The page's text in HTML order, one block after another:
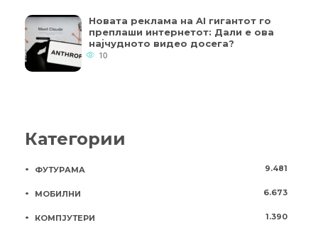
Новата реклама на AI гигантот го
преплаши интернетот: Дали е ова
најчудното видео досега?
10
Категории
ФУТУРАМА 9.481
МОБИЛНИ 6.673
КОМПЈУТЕРИ 1.390